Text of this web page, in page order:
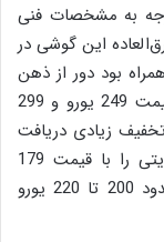
۳ پرو نیز با توجه به مشخصات فنی
این گوشی در
بود دور از ذهن
نیست. گوشی مورد بحث در مارس 2021 با قیمت 249 یورو و 299
زیادی دریافت
کرد؛ کاربران می‌توانستند نسخه 6/128 گیگابایتی را با قیمت 179
یورو و نسخه 8/256 گیگابایتی را با قیمت حدود 200 تا 220 یورو